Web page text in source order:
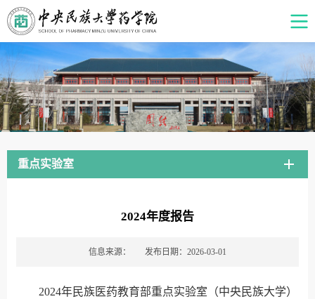
重点实验室
2024年度报告
信息来源： 发布日期：2026-03-01
2024年民族医药教育部重点实验室（中央民族大学）